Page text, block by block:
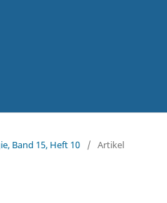
Band 15, Heft 10 / Artikel